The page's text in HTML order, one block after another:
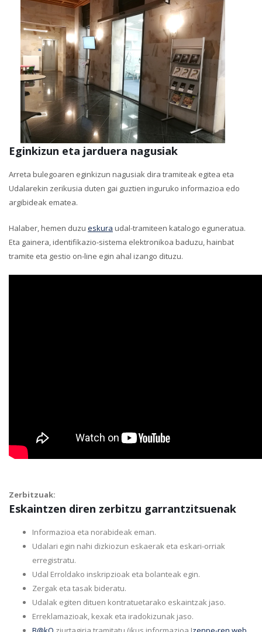
Eginkizun eta jarduera nagusiak
Arreta bulegoaren eginkizun nagusiak dira tramiteak egitea eta
Udalarekin zerikusia duten gai guztien inguruko informazioa edo
argibideak ematea.
Halaber, hemen duzu eskura udal-tramiteen katalogo eguneratua.
Eta gainera, identifikazio-sistema elektronikoa baduzu, hainbat
tramite eta gestio on-line egin ahal izango dituzu.
Zerbitzuak:
Eskaintzen diren zerbitzu garrantzitsuenak
Informazioa eta norabideak eman.
Udalari egin nahi dizkiozun eskaerak eta eskari-orriak
erregistratu.
Udal Erroldako inskripzioak eta bolanteak egin.
Zergak eta tasak bideratu.
Udalak egiten dituen kontratuetarako eskaintzak jaso.
Erreklamazioak, kexak eta iradokizunak jaso.